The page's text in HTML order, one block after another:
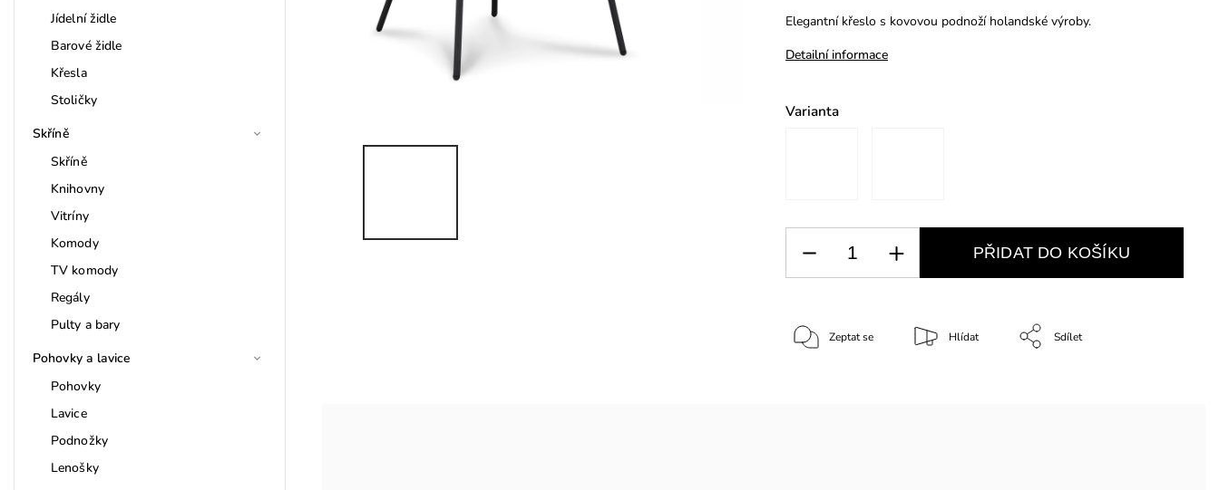
Jídelní židle
Barové židle
Křesla
Stoličky
Skříně
Skříně
Knihovny
Vitríny
Komody
TV komody
Regály
Pulty a bary
Pohovky a lavice
Pohovky
Lavice
Podnožky
Lenošky
Elegantní křeslo s kovovou podnoží holandské výroby.
Detailní informace
Varianta
PŘIDAT DO KOŠÍKU
Zeptat se Hlídat Sdílet